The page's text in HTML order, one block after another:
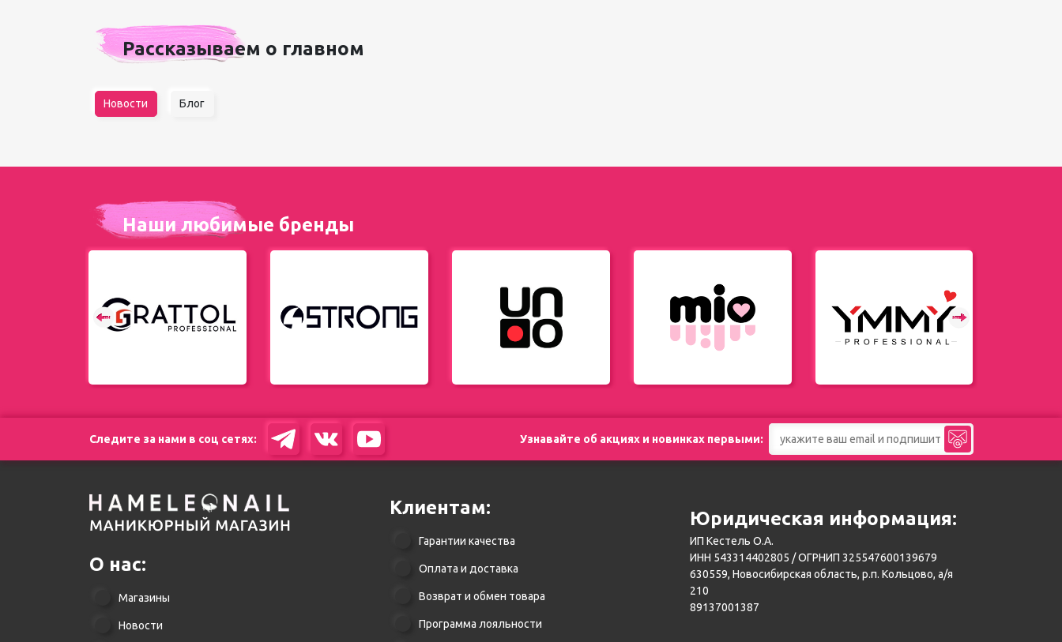
Рассказываем о главном
Новости Блог
Наши любимые бренды
Следите за нами в соц сетях: Узнавайте об акциях и новинках первыми:
О нас:
Магазины
Новости
Клиентам:
Гарантии качества
Оплата и доставка
Возврат и обмен товара
Программа лояльности
Юридическая информация:
ИП Кестель О.А.
ИНН 543314402805 / ОГРНИП 325547600139679
630559, Новосибирская область, р.п. Кольцово, а/я
210
89137001387